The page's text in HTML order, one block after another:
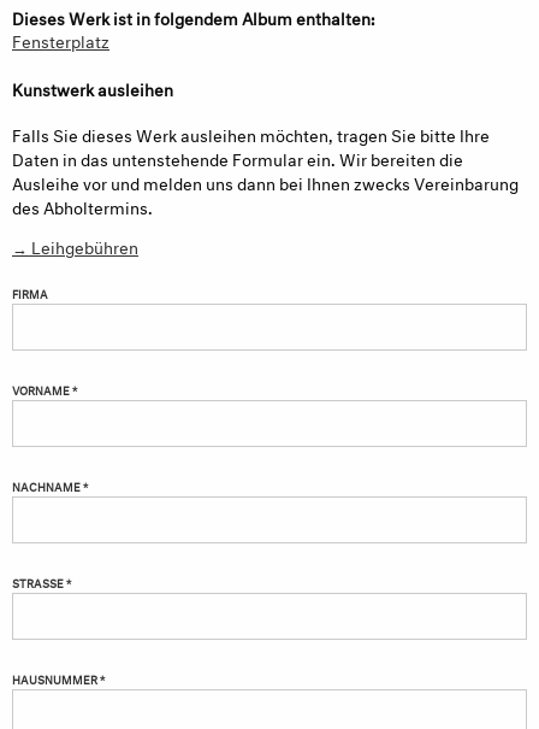
Dieses Werk ist in folgendem Album enthalten:
Fensterplatz
Kunstwerk ausleihen
Falls Sie dieses Werk ausleihen möchten, tragen Sie bitte Ihre
Daten in das untenstehende Formular ein. Wir bereiten die
Ausleihe vor und melden uns dann bei Ihnen zwecks Vereinbarung
des Abholtermins.
→ Leihgebühren
FIRMA
VORNAME *
NACHNAME *
STRASSE *
HAUSNUMMER *